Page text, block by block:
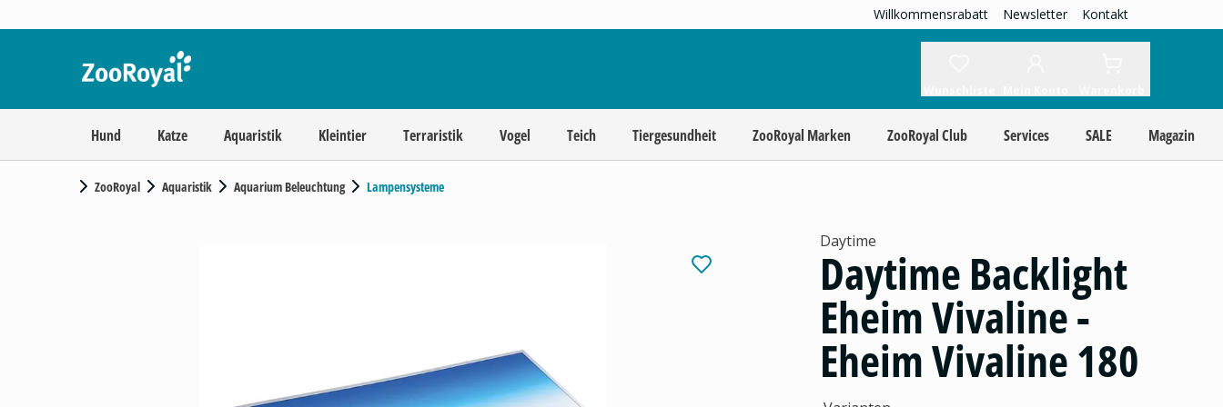
Willkommensrabatt Newsletter Kontakt
Hund Katze Aquaristik Kleintier Terraristik Vogel Teich Tiergesundheit ZooRoyal Marken ZooRoyal Club Services SALE Magazin
ZooRoyal Aquaristik Aquarium Beleuchtung Lampensysteme
Daytime
Daytime Backlight
Eheim Vivaline -
Eheim Vivaline 180